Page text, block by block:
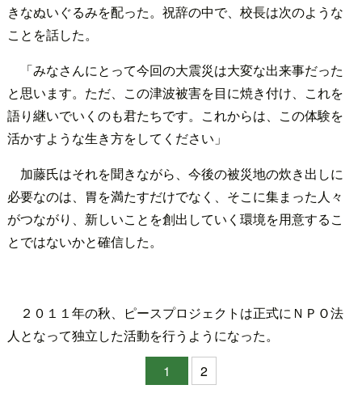
きなぬいぐるみを配った。祝辞の中で、校長は次のような
ことを話した。
「みなさんにとって今回の大震災は大変な出来事だった
と思います。ただ、この津波被害を目に焼き付け、これを
語り継いでいくのも君たちです。これからは、この体験を
活かすような生き方をしてください」
加藤氏はそれを聞きながら、今後の被災地の炊き出しに
必要なのは、胃を満たすだけでなく、そこに集まった人々
がつながり、新しいことを創出していく環境を用意するこ
とではないかと確信した。
２０１１年の秋、ピースプロジェクトは正式にＮＰＯ法
人となって独立した活動を行うようになった。
1
2